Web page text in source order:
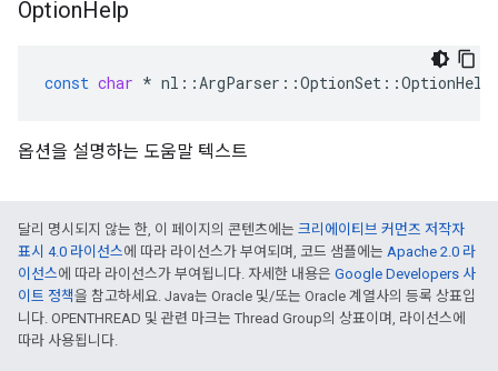
OptionHelp
const char * nl ::ArgParser ::OptionSet ::OptionHelp
옵션을 설명하는 도움말 텍스트
달리 명시되지 않는 한, 이 페이지의 콘텐츠에는 크리에이티브 커먼즈 저작자
표시 4.0 라이선스에 따라 라이선스가 부여되며, 코드 샘플에는 Apache 2.0 라
이선스에 따라 라이선스가 부여됩니다. 자세한 내용은 Google Developers 사
이트 정책을 참고하세요. Java는 Oracle 및/또는 Oracle 계열사의 등록 상표입
니다. OPENTHREAD 및 관련 마크는 Thread Group의 상표이며, 라이선스에
따라 사용됩니다.